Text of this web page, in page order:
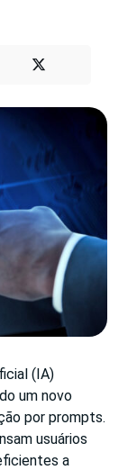
(IA)
um novo
por prompts.
usuários
a